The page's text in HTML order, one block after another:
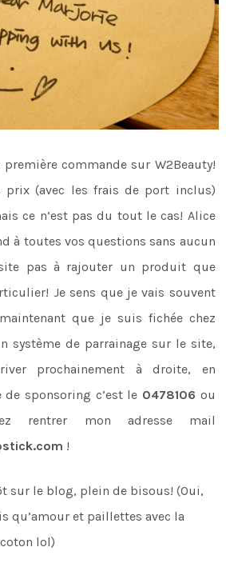
commande sur W2Beauty!
prix (avec les frais de port inclus)
ce n’est pas du tout le cas! Alice
à toutes vos questions sans aucun
pas à rajouter un produit que
Je sens que je vais souvent
que je suis fichée chez
système de parrainage sur le site,
prochainement à droite, en
sponsoring c’est le 0478106 ou
rentrer mon adresse mail
!
sur le blog, plein de bisous! (Oui,
qu’amour et paillettes avec la
lol)